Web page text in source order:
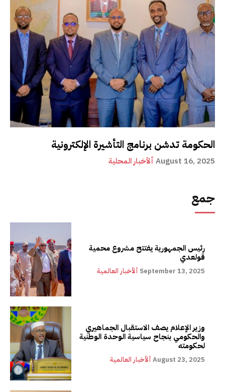
الحكومة تدشن برنامج التأشيرة الإلكترونية
ألأخبار المحلية August 16, 2025
جمع
رئيس الجمهورية يفتتح مشروع محمية
قولعدي
ألأخبار العالمية September 13, 2025
وزير الإعلام يصف الاستقبال الجماهيري
والحكومي بنجاح سياسية الوحدة الوطنية
لحكومته
ألأخبار العالمية August 23, 2025